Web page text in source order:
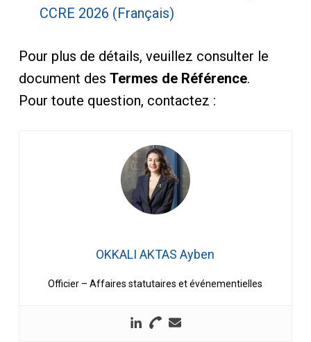
CCRE 2026 (Français)
Pour plus de détails, veuillez consulter le
document des Termes de Référence.
Pour toute question, contactez :
OKKALI AKTAS Ayben
Officier – Affaires statutaires et événementielles